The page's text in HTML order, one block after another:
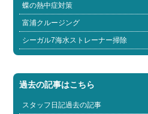
蝶の熱中症対策
富浦クルージング
シーガル7海水ストレーナー掃除
過去の記事はこちら
スタッフ日記過去の記事